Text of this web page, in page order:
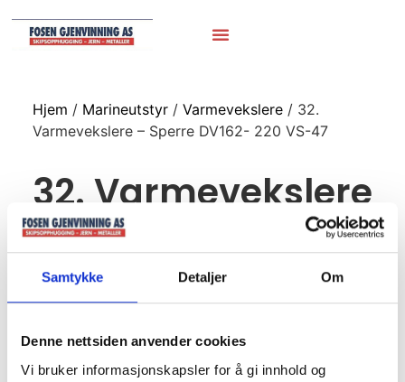
Samtykke Detaljer Om
Denne nettsiden anvender cookies
Vi bruker informasjonskapsler for å gi innhold og
Hjem / Marineutstyr/ Varmevekslere/ 32.
Varmevekslere – Sperre DV162- 220 VS-47
32. Varmevekslere
– Sperre DV162-
220 VS-47
no12241058